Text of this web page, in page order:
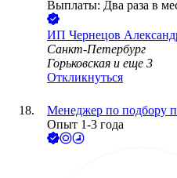
Выплаты: Два раза в
ИП Чернецов
Санкт-Петербург
Горьковская и еще 3
Откликнуться
Менеджер по подбору
Опыт 1-3 года